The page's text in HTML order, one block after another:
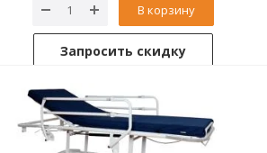
В корзину
Запросить скидку